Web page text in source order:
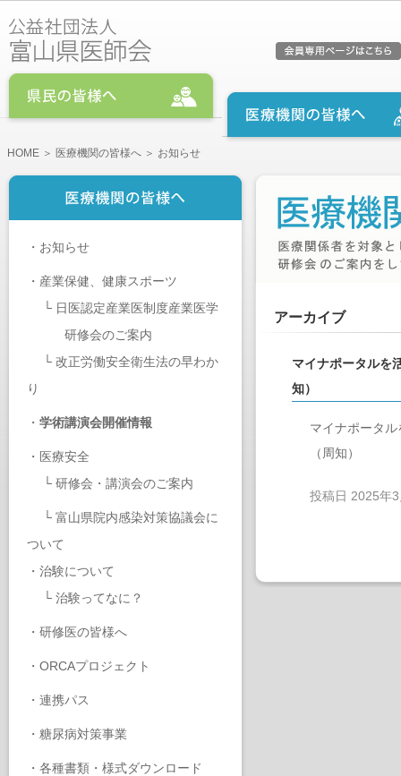
HOME ＞ 医療機関の皆様へ ＞ お知らせ
・ お知らせ
・ 産業保健、健康スポーツ
└ 日医認定産業医制度産業医学
研修会のご案内
└ 改正労働安全衛生法の早わか
り
・ 学術講演会開催情報
・ 医療安全
└ 研修会・講演会のご案内
└ 富山県院内感染対策協議会に
ついて
・ 治験について
└ 治験ってなに？
・ 研修医の皆様へ
・ ORCAプロジェクト
・ 連携パス
・ 糖尿病対策事業
・ 各種書類・様式ダウンロード
アーカイブ
マイナポータルを
知）
マイナポータ
（周知）
投稿日 2025年